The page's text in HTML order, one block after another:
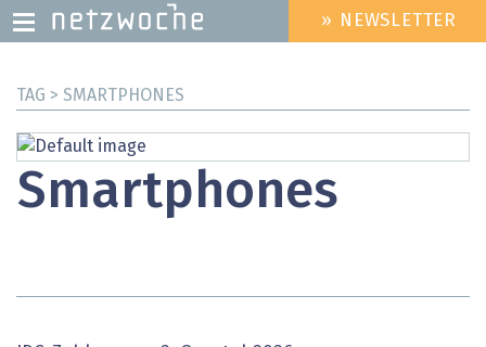
zum
HEADER
MENU
» NEWSLETTER
TAG > SMARTPHONES
Smartphones